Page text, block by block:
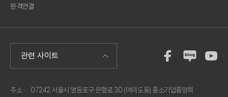
정비리신고센터 운영 : 홈페이지-상담센터-중소기업불편신고-서비
원격연결
주소 · 07242 서울시 영등포구 은행로 30 (여의도동) 중소기업중앙회